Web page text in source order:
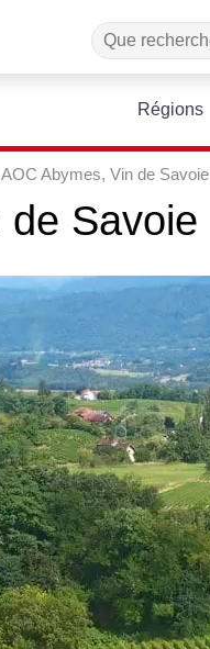
Régions
AOC Abymes, Vin de Savoie
de Savoie